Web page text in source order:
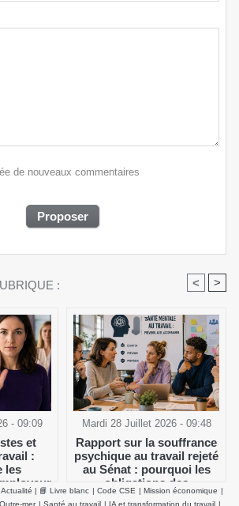
de nouveaux commentaires
: < >
- 09:09
et
:
les
Mardi 28 Juillet 2026 - 09:48
Rapport sur la souffrance
psychique au travail rejeté
au Sénat : pourquoi les
obligations des
employeurs et du CSE
Actualité | 📘 Livre blanc | Code CSE | Mission économique |
Outre-mer | Santé au travail | IA et transformation du travail |